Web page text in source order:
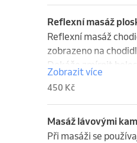
lymfy bez posilování
Reflexní masáž
Reflexní masáž
zobrazeno na
Dokáže zmírnit
buď stimulační,
příslušná oblast není
zpátky k
provést sami na
Zobrazit více
450 Kč
Masáž lávovými
Při masáži se